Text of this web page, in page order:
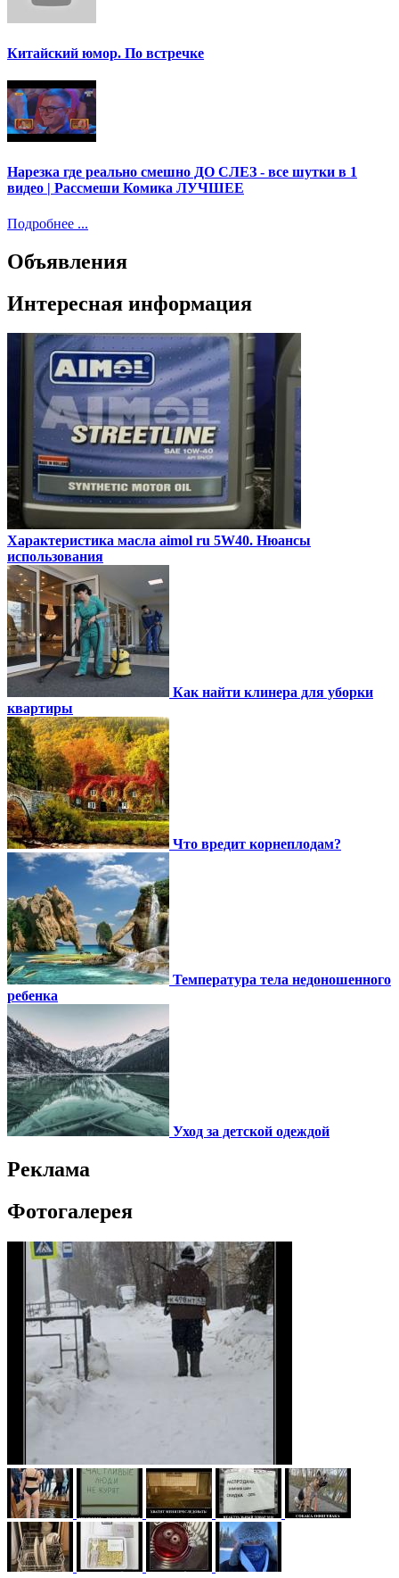
Китайский юмор. По встречке
Нарезка где реально смешно ДО СЛЕЗ - все шутки в 1
видео | Рассмеши Комика ЛУЧШЕЕ
Подробнее ...
Объявления
Интересная информация
Характеристика масла aimol ru 5W40. Нюансы
использования
Как найти клинера для уборки
квартиры
Что вредит корнеплодам?
Температура тела недоношенного
ребенка
Уход за детской одеждой
Реклама
Фотогалерея